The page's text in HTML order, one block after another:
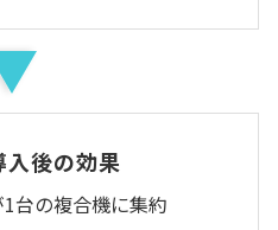
後の効果
台の複合機に集約